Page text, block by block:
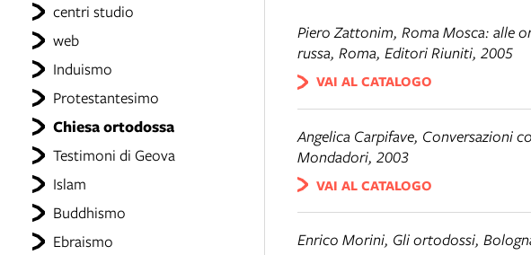
centri studio
web
Induismo
Protestantesimo
Chiesa ortodossa
Testimoni di Geova
Islam
Buddhismo
Ebraismo
Piero Zattonim, Roma Mosca: alle
russa, Roma, Editori Riuniti, 2005
VAI AL CATALOGO
Angelica Carpifave, Conversazioni
Mondadori, 2003
VAI AL CATALOGO
Enrico Morini, Gli ortodossi,